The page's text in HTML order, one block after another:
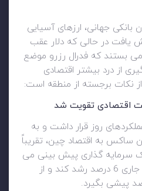
جهانی، ارزهای آسیایی
یافت در حالی که دلار عقب
می بستند که فدرال رزرو موضع
از درد بیشتر اقتصادی
نکات برجسته از منطقه است:
اقتصادی تقویت شد
روز قرار داشت و به
ساکس به اقتصاد چین، تقریباً
سرمایه گذاری پیش بینی می
کند که اقتصاد چین در سال جاری 6 درصد رشد کند و از